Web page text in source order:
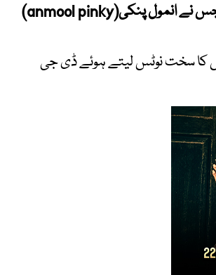
اسلام آباد،اختیار ہوتا تواس جج کا بھی چیک اپ کروانے کا کہتا جس نے انمول پنکی(anmool pinky)
کا سخت نوٹس لیتے ہوئے ڈی جی